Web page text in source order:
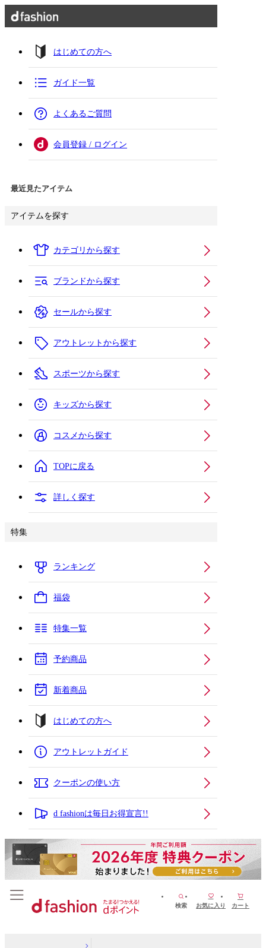
はじめての方へ
ガイド一覧
よくあるご質問
会員登録 / ログイン
最近見たアイテム
アイテムを探す
カテゴリから探す
ブランドから探す
セールから探す
アウトレットから探す
スポーツから探す
キッズから探す
コスメから探す
TOPに戻る
詳しく探す
特集
ランキング
福袋
特集一覧
予約商品
新着商品
はじめての方へ
アウトレットガイド
クーポンの使い方
d fashionは毎日お得宣言!!
検索 お気に入り カート